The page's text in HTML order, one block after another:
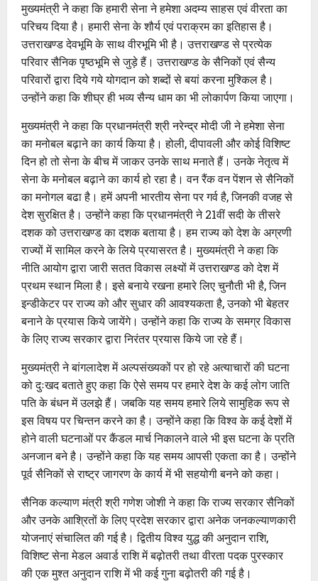
मुख्यमंत्री ने कहा कि हमारी सेना ने हमेशा अदम्य साहस एवं वीरता का
परिचय दिया है। हमारी सेना के शौर्य एवं पराक्रम का इतिहास है।
उत्तराखण्ड देवभूमि के साथ वीरभूमि भी है। उत्तराखण्ड से प्रत्येक
परिवार सैनिक पृष्ठभूमि से जुड़े हैं। उत्तराखण्ड के सैनिकों एवं सैन्य
परिवारों द्वारा दिये गये योगदान को शब्दों से बयां करना मुश्किल है।
उन्होंने कहा कि शीघ्र ही भव्य सैन्य धाम का भी लोकार्पण किया जाएगा।
मुख्यमंत्री ने कहा कि प्रधानमंत्री श्री नरेन्द्र मोदी जी ने हमेशा सेना
का मनोबल बढ़ाने का कार्य किया है। होली, दीपावली और कोई विशिष्ट
दिन हो तो सेना के बीच में जाकर उनके साथ मनाते हैं। उनके नेतृत्व में
सेना के मनोबल बढ़ाने का कार्य हो रहा है। वन रैंक वन पेंशन से सैनिकों
का मनोगल बढा है। हमें अपनी भारतीय सेना पर गर्व है, जिनकी वजह से
देश सुरक्षित है। उन्होंने कहा कि प्रधानमंत्री ने 21वीं सदी के तीसरे
दशक को उत्तराखण्ड का दशक बताया है। हम राज्य को देश के अग्रणी
राज्यों में सामिल करने के लिये प्रयासरत है। मुख्यमंत्री ने कहा कि
नीति आयोग द्वारा जारी सतत विकास लक्ष्यों में उत्तराखण्ड को देश में
प्रथम स्थान मिला है। इसे बनाये रखना हमारे लिए चुनौती भी है, जिन
इन्डीकेटर पर राज्य को और सुधार की आवश्यकता है, उनको भी बेहतर
बनाने के प्रयास किये जायेंगे। उन्होंने कहा कि राज्य के समग्र विकास
के लिए राज्य सरकार द्वारा निरंतर प्रयास किये जा रहे हैं।
मुख्यमंत्री ने बांगलादेश में अल्पसंख्यकों पर हो रहे अत्याचारों की घटना
को दुःखद बताते हुए कहा कि ऐसे समय पर हमारे देश के कई लोग जाति
पति के बंधन में उलझे हैं। जबकि यह समय हमारे लिये सामुहिक रूप से
इस विषय पर चिन्तन करने का है। उन्होंने कहा कि विश्व के कई देशों में
होने वाली घटनाओं पर कैंडल मार्च निकालने वाले भी इस घटना के प्रति
अनजान बने है। उन्होंने कहा कि यह समय आपसी एकता का है। उन्होंने
पूर्व सैनिकों से राष्ट्र जागरण के कार्य में भी सहयोगी बनने को कहा।
सैनिक कल्याण मंत्री श्री गणेश जोशी ने कहा कि राज्य सरकार सैनिकों
और उनके आश्रितों के लिए प्रदेश सरकार द्वारा अनेक जनकल्याणकारी
योजनाएं संचालित की गई है। द्वितीय विश्व युद्ध की अनुदान राशि,
विशिष्ट सेना मेडल अवार्ड राशि में बढ़ोतरी तथा वीरता पदक पुरस्कार
की एक मुश्त अनुदान राशि में भी कई गुना बढ़ोतरी की गई है।